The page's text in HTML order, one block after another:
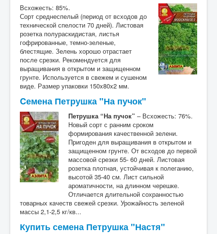
Всхожесть: 85%.
Сорт среднеспелый (период от всходов до
технической спелости 70 дней). Листовая
розетка полураскидистая, листья
гофрированные, темно-зеленые,
блестящие. Зелень хорошо отрастает
после срезки. Рекомендуется для
выращивания в открытом и защищенном
грунте. Используется в свежем и сушеном
виде. Размер упаковки 150x80x2 мм.
Cемена Петрушка "На пучок"
Петрушка “На пучок” – Всхожесть: 76%.
Новый сорт с ранним сроком
формирования качественной зелени.
Пригоден для выращивания в открытом и
защищенном грунте. От всходов до первой
массовой срезки 55- 60 дней. Листовая
розетка плотная, устойчивая к полеганию,
высотой 35-40 см. Лист сильной
ароматичности, на длинном черешке.
Отличается длительной сохранностью
товарных качеств свежей срезки. Урожайность зеленой
массы 2,1-2,5 кг/кв...
Купить семена Петрушка "Настя"